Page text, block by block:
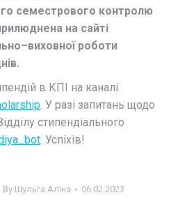
семестрового контролю
на сайті
роботи
в КПІ на каналі
. У разі запитань щодо
стипендіального
. Успіхів!
By Шульга Аліна 06.02.2023